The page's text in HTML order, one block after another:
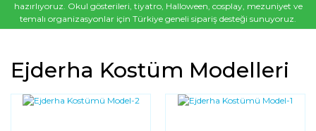
hazırlıyoruz. Okul gösterileri, tiyatro, Halloween, cosplay, mezuniyet ve
temalı organizasyonlar için Türkiye geneli sipariş desteği sunuyoruz.
Ejderha Kostüm Modelleri